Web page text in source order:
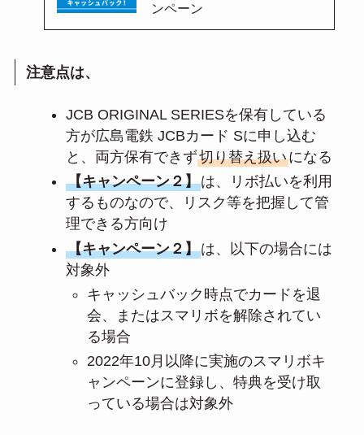
ンペーン
注意点は、
JCB ORIGINAL SERIESを保有している
方が広島電鉄 JCBカード Sに申し込む
と、両方保有できず切り替え扱いになる
【キャンペーン２】は、リボ払いを利用
するものなので、リスク等を把握して管
理できる方向け
【キャンペーン２】は、以下の場合には
対象外
キャッシュバック時点でカードを退
会、またはスマリボを解除されてい
る場合
2022年10月以降に実施のスマリボキ
ャンペーンに登録し、特典を受け取
っている場合は対象外